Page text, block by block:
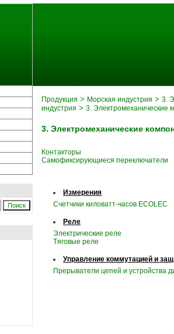
Продукция > Морская индустрия > 3.
индустрия > 3. Электромеханические
3. Электромеханические
Контакторы
Самофиксирующиеся переключатели
Измерения
Счетчики киловатт-часов ECOLEC
Реле
Электрические реле
Tяговые реле
Управление коммутацией и
Прерыватели цепей и устройства